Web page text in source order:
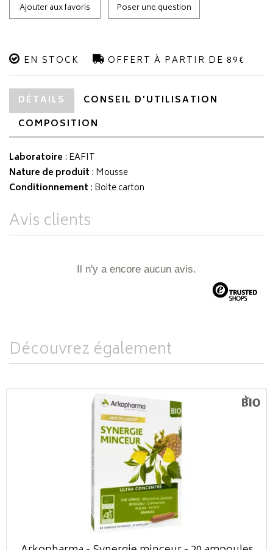
Ajouter aux favoris Poser une question
EN STOCK OFFERT À PARTIR DE 89€
DÉTAILS
CONSEIL D’UTILISATION
COMPOSITION
Laboratoire : EAFIT
Nature de produit : Mousse
Conditionnement : Boite carton
Avis clients
Il n'y a encore aucun avis.
Découvrez également